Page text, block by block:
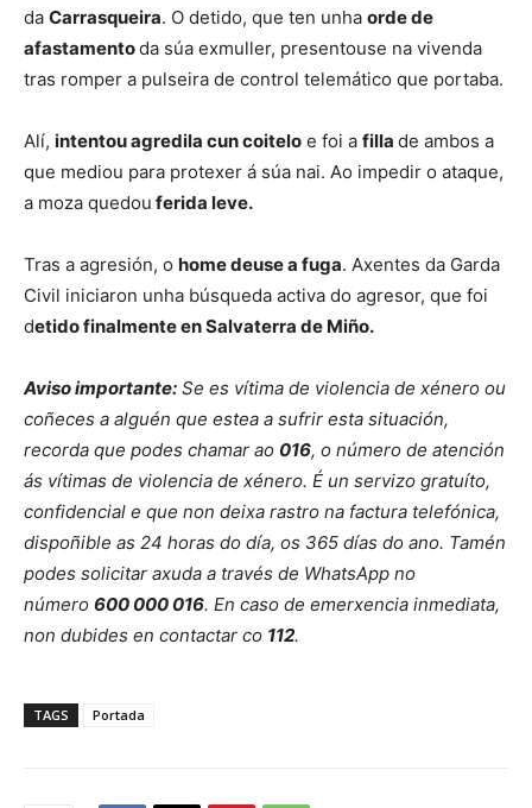
da Carrasqueira. O detido, que ten unha orde de
afastamentoda súa exmuller, presentouse na vivenda
tras romper a pulseira de control telemático que portaba.
Alí, intentou agredila cun coitelo e foi a filla de ambos a
que mediou para protexer á súa nai. Ao impedir o ataque,
a moza quedou ferida leve.
Tras a agresión, o home deuse a fuga. Axentes da Garda
Civil iniciaron unha búsqueda activa do agresor, que foi
detido finalmente en Salvaterra de Miño.
Aviso importante: Se es vítima de violencia de xénero ou
coñeces a alguén que estea a sufrir esta situación,
recorda que podes chamar ao 016, o número de atención
ás vítimas de violencia de xénero. É un servizo gratuíto,
confidencial e que non deixa rastro na factura telefónica,
dispoñible as 24 horas do día, os 365 días do ano. Tamén
podes solicitar axuda a través de WhatsApp no
número 600 000 016. En caso de emerxencia inmediata,
non dubides en contactar co 112.
TAGS Portada